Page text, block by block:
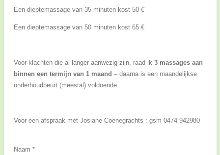
Een dieptemassage van 35 minuten kost 50 €
Een dieptemassage van 50 minuten kost 65 €
Voor klachten die al langer aanwezig zijn, raad ik3 massages aan
binnen een termijn van 1 maand – daarna is een maandelijkse
onderhoudbeurt (meestal) voldoende.
Voor een afspraak met Josiane Coenegrachts : gsm 0474 942980
Naam *